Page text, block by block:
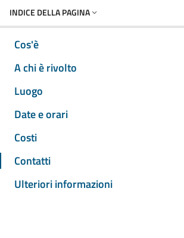
INDICE DELLA PAGINA
Cos'è
A chi è rivolto
Luogo
Date e orari
Costi
Contatti
Ulteriori informazioni